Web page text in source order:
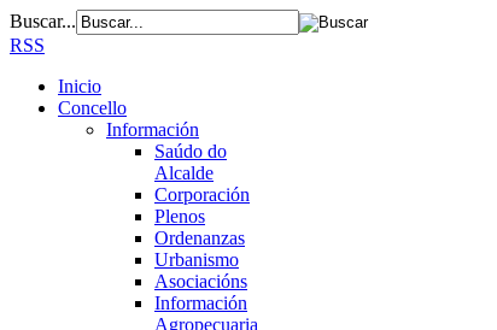
Buscar...
RSS
Inicio
Concello
Información
Saúdo do
Alcalde
Corporación
Plenos
Ordenanzas
Urbanismo
Asociacións
Información
Agropecuaria